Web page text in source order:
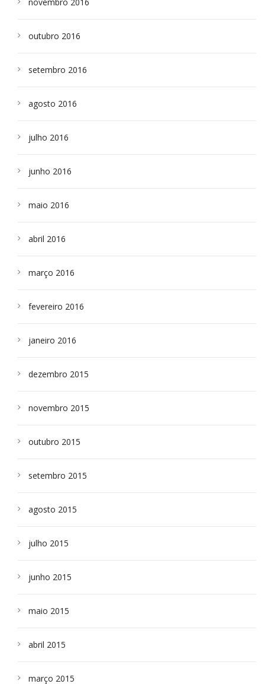
outubro 2016
setembro 2016
agosto 2016
julho 2016
junho 2016
maio 2016
abril 2016
março 2016
fevereiro 2016
janeiro 2016
dezembro 2015
novembro 2015
outubro 2015
setembro 2015
agosto 2015
julho 2015
junho 2015
maio 2015
abril 2015
março 2015